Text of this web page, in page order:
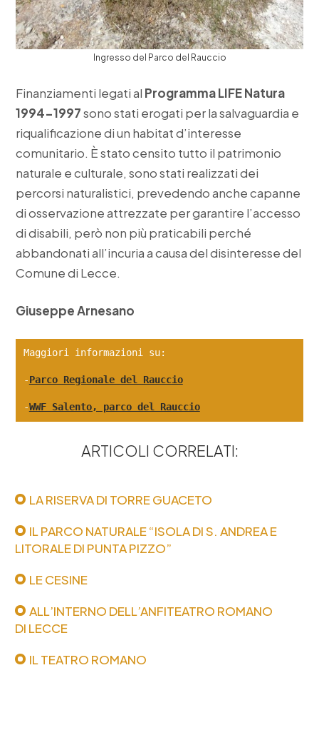
Ingresso del Parco del Rauccio
Finanziamenti legati al Programma LIFE Natura
1994-1997sono stati erogati per la salvaguardia e
riqualificazione di un habitat d’interesse
comunitario. È stato censito tutto il patrimonio
naturale e culturale, sono stati realizzati dei
percorsi naturalistici, prevedendo anche capanne
di osservazione attrezzate per garantire l’accesso
di disabili, però non più praticabili perché
abbandonati all’incuria a causa del disinteresse del
Comune di Lecce.
Giuseppe Arnesano
Maggiori informazioni su:
-Parco Regionale del Rauccio
-WWF Salento, parco del Rauccio
ARTICOLI CORRELATI:
LA RISERVA DI TORRE GUACETO
IL PARCO NATURALE “ISOLA DI S. ANDREA E
LITORALE DI PUNTA PIZZO”
LE CESINE
ALL’INTERNO DELL’ANFITEATRO ROMANO
DI LECCE
IL TEATRO ROMANO